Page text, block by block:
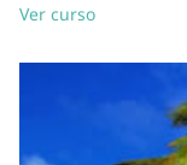
Ver curso